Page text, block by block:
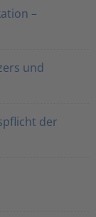
–
und
der